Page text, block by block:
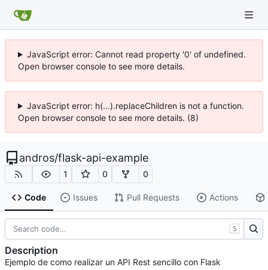
JavaScript error: Cannot read property '0' of undefined.
Open browser console to see more details.
JavaScript error: h(...).replaceChildren is not a function.
Open browser console to see more details. (8)
andros/flask-api-example
1 0 0
Code Issues Pull Requests Actions
S
Description
Ejemplo de como realizar un API Rest sencillo con Flask